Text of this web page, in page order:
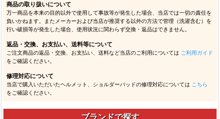
商品の取り扱いについて
万一商品を本来の目的以外で使用して事故等が発生した場合、当店では一切の責任を
負いかねます。またメーカーおよび当店が推奨する以外の方法で管理（洗濯含む）を
行い破損等が発生した場合、使用状況に関わらず交換・返品はできません。
返品・交換、お支払い、送料等について
ご注文商品の返品・交換、お支払い、送料など当店のご利用については ご利用ガイド
をご確認ください。
修理対応について
当店で購入いただいたヘルメット、ショルダーパッドの修理対応については こちら
をご確認ください。